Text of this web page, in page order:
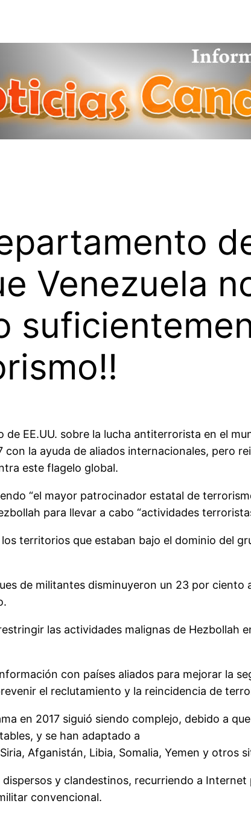
Venezuela
EE.UU. sobre la lucha antiterrorista en el
la ayuda de aliados internacionales, pero
este flagelo global.
“el mayor patrocinador estatal de
para llevar a cabo “actividades
territorios que estaban bajo el dominio del
de militantes disminuyeron un 23 por ciento
las actividades malignas de Hezbollah
con países aliados para mejorar la
el reclutamiento y la reincidencia de
en 2017 siguió siendo complejo, debido a
y se han adaptado a
Afganistán, Libia, Somalia, Yemen y otros
y clandestinos, recurriendo a
convencional.